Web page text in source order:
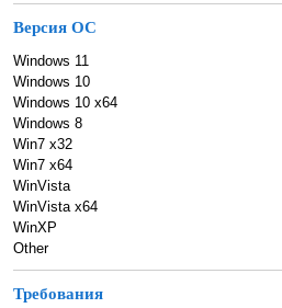
Версия ОС
Windows 11
Windows 10
Windows 10 x64
Windows 8
Win7 x32
Win7 x64
WinVista
WinVista x64
WinXP
Other
Требования